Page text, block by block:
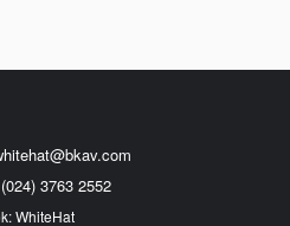
3763 2552
WhiteHat